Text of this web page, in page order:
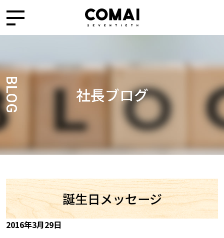
BLOG 社長ブログ
誕生日メッセージ
2016年3月29日